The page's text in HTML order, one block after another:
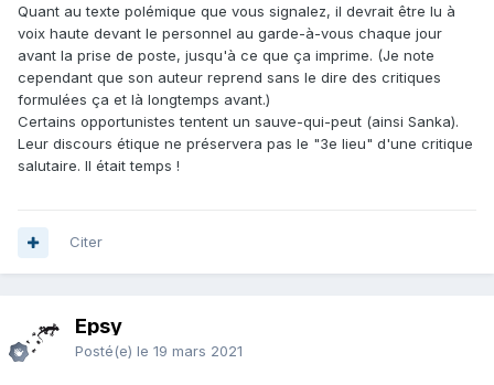
Quant au texte polémique que vous signalez, il devrait être lu à
voix haute devant le personnel au garde-à-vous chaque jour
avant la prise de poste, jusqu'à ce que ça imprime. (Je note
cependant que son auteur reprend sans le dire des critiques
formulées ça et là longtemps avant.)
Certains opportunistes tentent un sauve-qui-peut (ainsi Sanka).
Leur discours étique ne préservera pas le "3e lieu" d'une critique
salutaire. Il était temps !
Citer
Epsy
Posté(e) le 19 mars 2021